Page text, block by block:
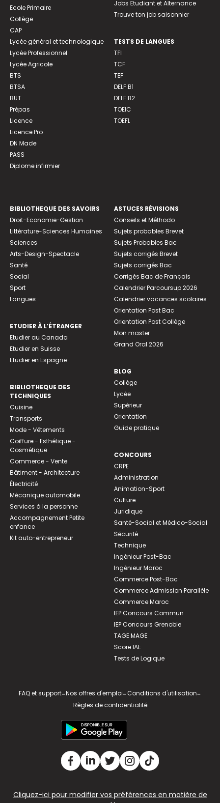
Ecole Primaire
Collège
CAP
Lycée général et technologique
Lycée Professionnel
Lycée Agricole
BTS
BTSA
BUT
Prépas
Licence
Licence Pro
DN Made
PASS
Diplome infirmier
Jobs Etudiant et Alternance
Trouve ton job saisonnier
TESTS DE LANGUES
TFI
TCF
TEF
DELF B1
DELF B2
TOEIC
TOEFL
BIBLIOTHEQUE DES SAVOIRS
Droit-Economie-Gestion
Littérature-Sciences Humaines
Sciences
Arts-Design-Spectacle
Santé
Social
Sport
Langues
ETUDIER À L’ÉTRANGER
Etudier au Canada
Etudier en Suisse
Etudier en Espagne
BIBLIOTHEQUE DES
TECHNIQUES
Cuisine
Transports
Mode - Vêtements
Coiffure - Esthétique -
Cosmétique
Commerce - Vente
Bâtiment - Architecture
Électricité
Mécanique automobile
Services à la personne
Accompagnement Petite
enfance
Kit auto-entrepreneur
ASTUCES RÉVISIONS
Conseils et Méthodo
Sujets probables Brevet
Sujets Probables Bac
Sujets corrigés Brevet
Sujets corrigés Bac
Corrigés Bac de Français
Calendrier Parcoursup 2026
Calendrier vacances scolaires
Orientation Post Bac
Orientation Post Collège
Mon master
Grand Oral 2026
BLOG
Collège
Lycée
Supérieur
Orientation
Guide pratique
CONCOURS
CRPE
Administration
Animation-Sport
Culture
Juridique
Santé-Social et Médico-Social
Sécurité
Technique
Ingénieur Post-Bac
Ingénieur Maroc
Commerce Post-Bac
Commerce Admission Parallèle
Commerce Maroc
IEP Concours Commun
IEP Concours Grenoble
TAGE MAGE
Score IAE
Tests de Logique
FAQ et support-Nos offres d'emploi-Conditions d'utilisation-
Règles de confidentialité
Cliquez-ici pour modifier vos préférences en matière de